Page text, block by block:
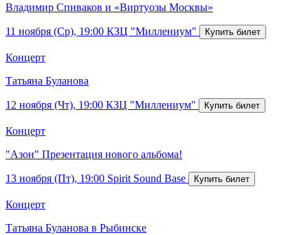
Владимир Спиваков и «Виртуозы Москвы»
11 ноября (Ср), 19:00 КЗЦ "Миллениум"
Концерт
Татьяна Буланова
12 ноября (Чт), 19:00 КЗЦ "Миллениум"
Концерт
"Азон" Презентация нового альбома!
13 ноября (Пт), 19:00 Spirit Sound Base
Концерт
Татьяна Буланова в Рыбинске